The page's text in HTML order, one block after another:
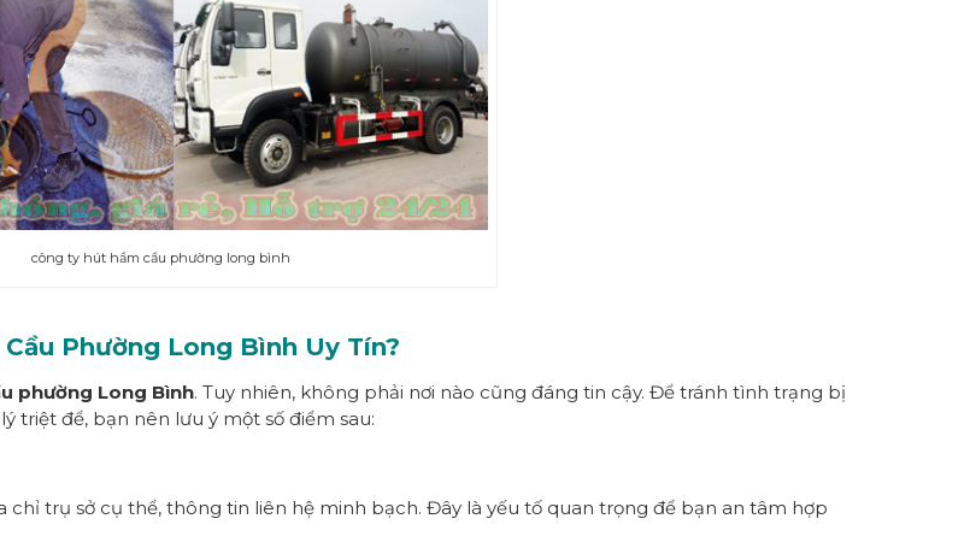
công ty hút hầm cầu phường long bình
Phường Long Bình Uy Tín?
phường Long Bình. Tuy nhiên, không phải nơi nào cũng đáng tin cậy. Để tránh tình trạng bị
triệt để, bạn nên lưu ý một số điểm sau:
trụ sở cụ thể, thông tin liên hệ minh bạch. Đây là yếu tố quan trọng để bạn an tâm hợp